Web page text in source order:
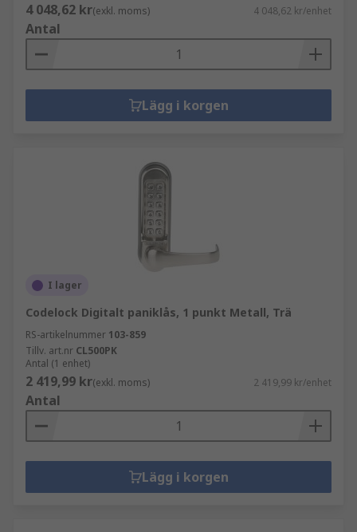
4 048,62 kr(exkl. moms) 4 048,62 kr/enhet
Antal
Lägg i korgen
I lager
Codelock Digitalt paniklås, 1 punkt Metall, Trä
RS-artikelnummer 103-859
Tillv. art.nr CL500PK
Antal (1 enhet)
2 419,99 kr(exkl. moms) 2 419,99 kr/enhet
Antal
Lägg i korgen